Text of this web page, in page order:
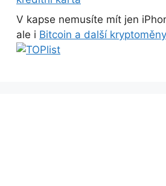
V kapse nemusíte mít jen
ale i Bitcoin a další kryptoměny